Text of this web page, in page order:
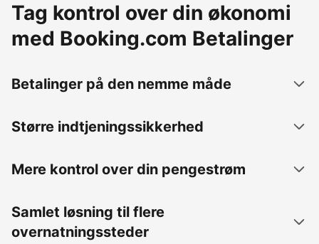
Tag kontrol over din økonomi
med Booking.com Betalinger
Betalinger på den nemme måde
Større indtjeningssikkerhed
Mere kontrol over din pengestrøm
Samlet løsning til flere
overnatningssteder